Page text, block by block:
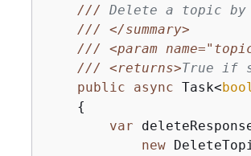
/// Delete a topic
///
</summary>
///
<param
///
<returns>True if
public
async Task<
{
var
new